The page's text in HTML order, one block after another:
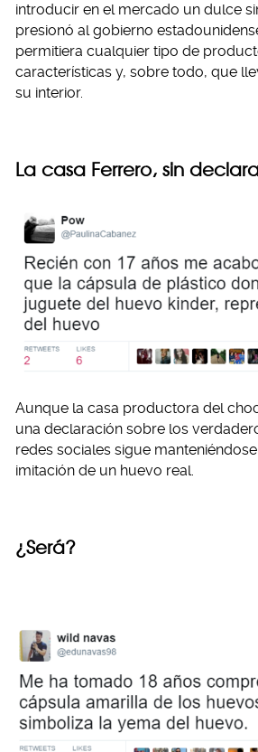
introducir en el mercado un dulce
presionó al gobierno
permitiera cualquier tipo de
características y, sobre todo, que
su interior.
La casa Ferrero, sin
Aunque la casa productora del
una declaración sobre los
redes sociales sigue
imitación de un huevo real.
¿Será?